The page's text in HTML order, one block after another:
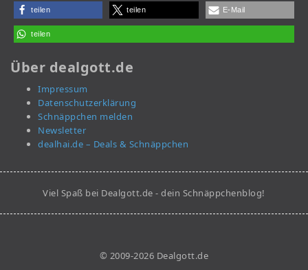
teilen teilen E-Mail
teilen
Über dealgott.de
Impressum
Datenschutzerklärung
Schnäppchen melden
Newsletter
dealhai.de – Deals & Schnäppchen
Viel Spaß bei Dealgott.de - dein Schnäppchenblog!
© 2009-2026 Dealgott.de